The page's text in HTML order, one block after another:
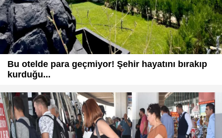
Bu otelde para geçmiyor! Şehir hayatını bırakıp
kurduğu...